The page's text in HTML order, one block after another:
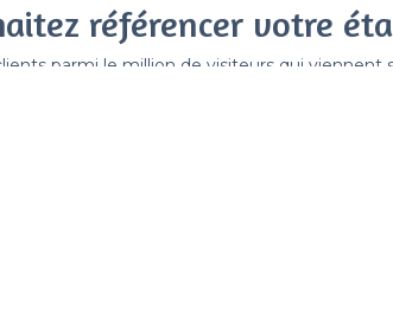
référencer votre
parmi le million de visiteurs qui viennent